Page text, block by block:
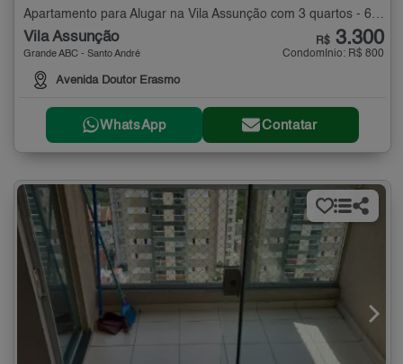
Apartamento para Alugar na Vila Assunção com 3 quartos - 65 m²
Vila Assunção
Grande ABC - Santo André
Avenida Doutor Erasmo
R$ 3.300
Condomínio: R$ 800
WhatsApp Contatar